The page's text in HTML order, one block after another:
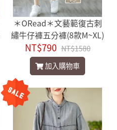
＊ORead＊文藝範復古刺
繡牛仔褲五分褲(8款M~XL)
NT$790 NT$1580
加入購物車